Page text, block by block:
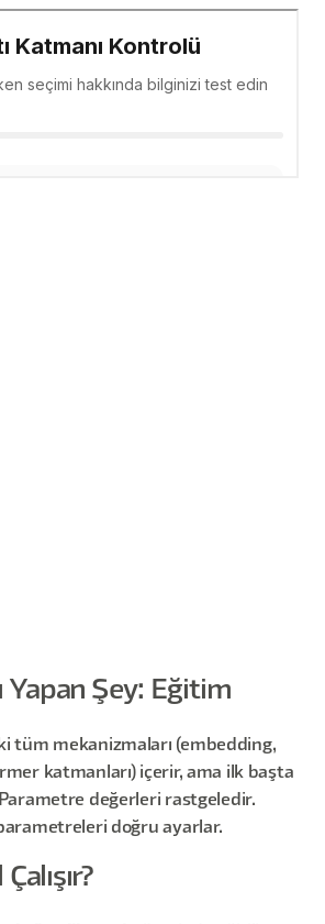
Yapan Şey: Eğitim
tüm mekanizmaları (embedding,
katmanları) içerir, ama ilk başta
değerleri rastgeledir.
doğru ayarlar.